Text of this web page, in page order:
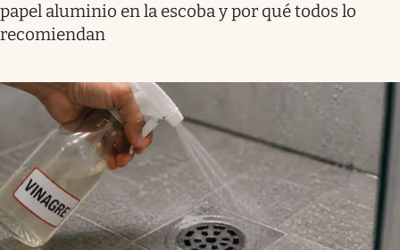
papel aluminio en la escoba y por qué todos lo
recomiendan